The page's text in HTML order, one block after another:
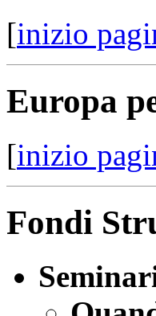
[inizio
Europa
[inizio
Fondi